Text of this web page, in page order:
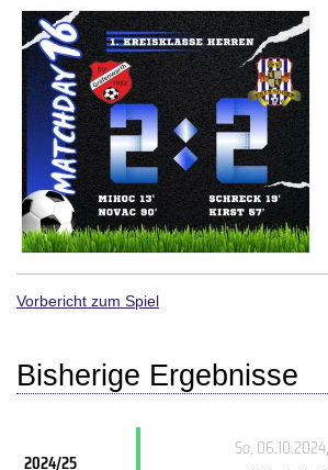
Vorbericht zum Spiel
Bisherige Ergebnisse
2024/25
So, 06.10.2024